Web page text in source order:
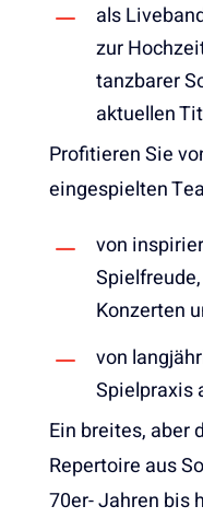
als
zur
tanzbarer
aktuellen
Profitieren Sie
eingespielten
von
Konzerten
von
Spielpraxis
Ein breites, aber
Repertoire aus
70er- Jahren bis